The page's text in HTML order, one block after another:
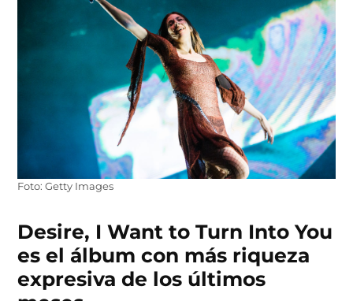
Foto: Getty Images
Desire, I Want to Turn Into You
es el álbum con más riqueza
expresiva de los últimos